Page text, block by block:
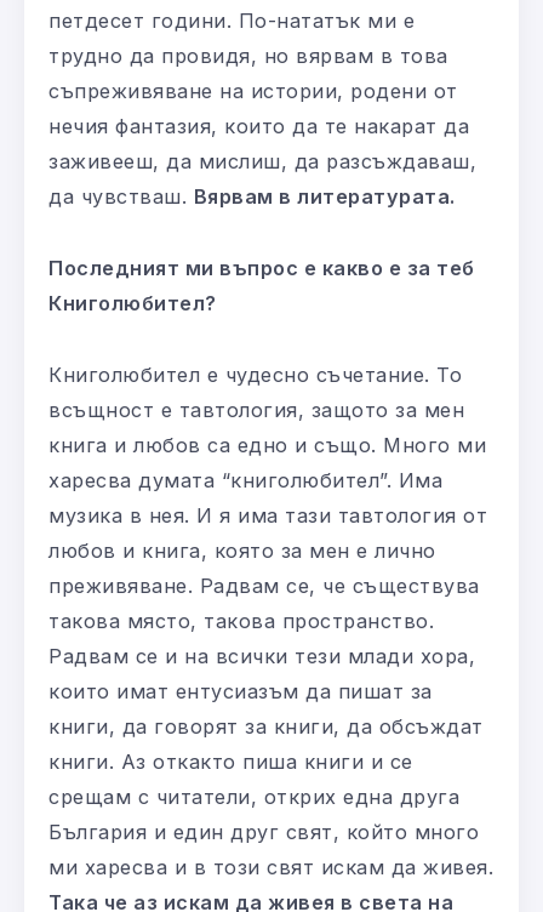
петдесет години. По-нататък ми е
трудно да провидя, но вярвам в това
съпреживяване на истории, родени от
нечия фантазия, които да те накарат да
заживееш, да мислиш, да разсъждаваш,
да чувстваш. Вярвам в литературата.
Последният ми въпрос е какво е за теб
Книголюбител?
Книголюбител е чудесно съчетание. То
всъщност е тавтология, защото за мен
книга и любов са едно и също. Много ми
харесва думата “книголюбител”. Има
музика в нея. И я има тази тавтология от
любов и книга, която за мен е лично
преживяване. Радвам се, че съществува
такова място, такова пространство.
Радвам се и на всички тези млади хора,
които имат ентусиазъм да пишат за
книги, да говорят за книги, да обсъждат
книги. Аз откакто пиша книги и се
срещам с читатели, открих една друга
България и един друг свят, който много
ми харесва и в този свят искам да живея.
Така че аз искам да живея в света на